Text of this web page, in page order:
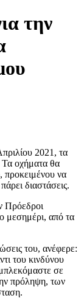
την
2021, τα
οχήματα θα
προκειμένου να
διαστάσεις.
Πρόεδροι
μεσημέρι, από τα
του, ανέφερε:
του κινδύνου
σε
πρόληψη, των